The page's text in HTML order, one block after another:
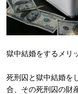
獄中結婚をするメリ
死刑囚と獄中結婚を
合、その死刑囚の財